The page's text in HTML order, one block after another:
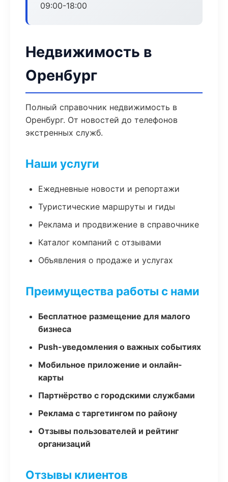
09:00-18:00
Недвижимость в
Оренбург
Полный справочник недвижимость в
Оренбург. От новостей до телефонов
экстренных служб.
Наши услуги
Ежедневные новости и репортажи
Туристические маршруты и гиды
Реклама и продвижение в справочнике
Каталог компаний с отзывами
Объявления о продаже и услугах
Преимущества работы с нами
Бесплатное размещение для малого
бизнеса
Push-уведомления о важных событиях
Мобильное приложение и онлайн-
карты
Партнёрство с городскими службами
Реклама с таргетингом по району
Отзывы пользователей и рейтинг
организаций
Отзывы клиентов